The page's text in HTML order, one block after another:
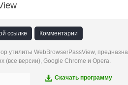
ссылке Комментарии
утилиты WebBrowserPassView,
(все версии), Google Chrome и Opera.
Скачать программу